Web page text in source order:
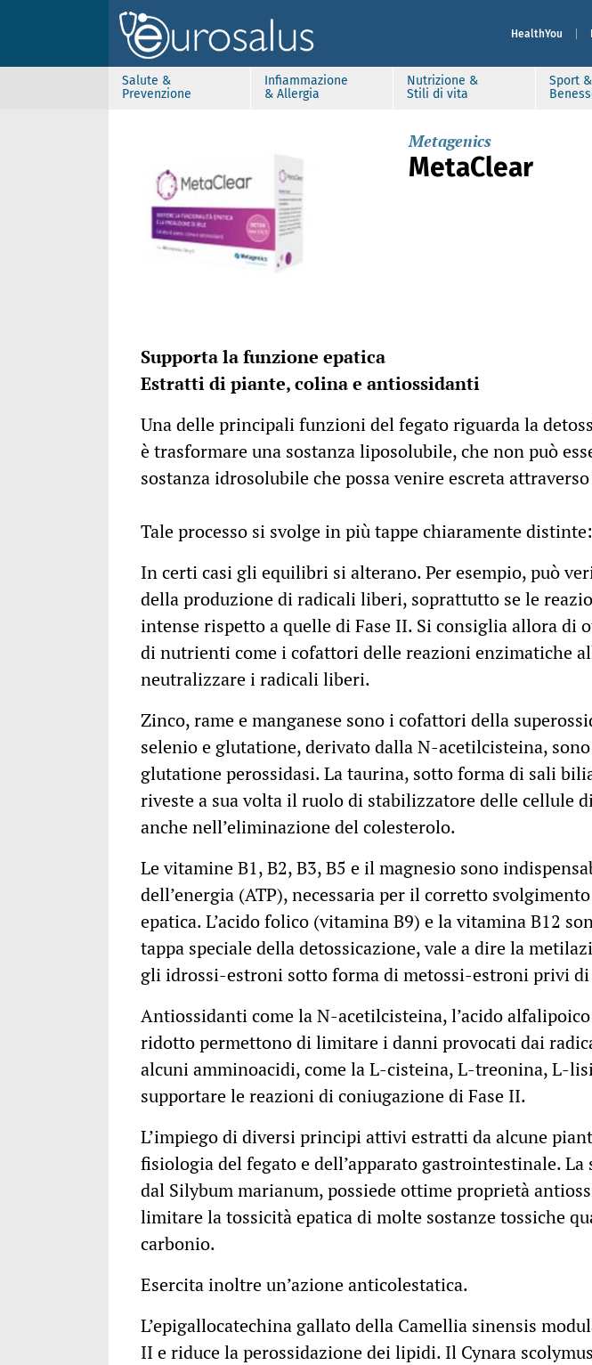
HealthYou
Salute &
Prevenzione
Infiammazione
& Allergia
Nutrizione &
Stili di vita
Sport &
Metagenics
MetaClear
Supporta la funzione epatica
Estratti di piante, colina e antiossidanti
Una delle principali funzioni del fegato riguarda la
è trasformare una sostanza liposolubile, che non può
sostanza idrosolubile che possa venire escreta
Tale processo si svolge in più tappe chiaramente distinte:
In certi casi gli equilibri si alterano. Per esempio, può
della produzione di radicali liberi, soprattutto se le
intense rispetto a quelle di Fase II. Si consiglia allora di
di nutrienti come i cofattori delle reazioni enzimatiche
neutralizzare i radicali liberi.
Zinco, rame e manganese sono i cofattori della
selenio e glutatione, derivato dalla N-acetilcisteina,
glutatione perossidasi. La taurina, sotto forma di sali
riveste a sua volta il ruolo di stabilizzatore delle cellule
anche nell’eliminazione del colesterolo.
Le vitamine B1, B2, B3, B5 e il magnesio sono
dell’energia (ATP), necessaria per il corretto
epatica. L’acido folico (vitamina B9) e la vitamina B12
tappa speciale della detossicazione, vale a dire la
gli idrossi-estroni sotto forma di metossi-estroni privi
Antiossidanti come la N-acetilcisteina, l’acido
ridotto permettono di limitare i danni provocati dai
alcuni amminoacidi, come la L-cisteina, L-treonina, L-
supportare le reazioni di coniugazione di Fase II.
L’impiego di diversi principi attivi estratti da alcune
fisiologia del fegato e dell’apparato gastrointestinale.
dal Silybum marianum, possiede ottime proprietà
limitare la tossicità epatica di molte sostanze tossiche
carbonio.
Esercita inoltre un’azione anticolestatica.
L’epigallocatechina gallato della Camellia sinensis
II e riduce la perossidazione dei lipidi. Il Cynara